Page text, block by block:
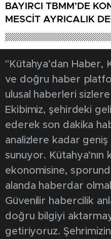
BAYIRCI TBMM’DE
MESCİT AYRICALIK
"Kütahya’dan Haber,
ve doğru haber
ulusal haberleri
Ekibimiz, şehirdeki
ederek son dakika
analizlere kadar
sunuyor. Kütahya’nın
ekonomisine,
alanda haberdar
Güvenilir habercilik
doğru bilgiyi
getiriyoruz.